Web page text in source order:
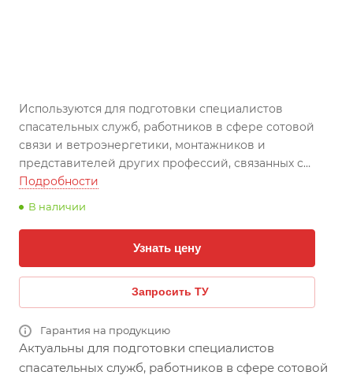
Используются для подготовки специалистов
спасательных служб, работников в сфере сотовой
связи и ветроэнергетики, монтажников и
представителей других профессий, связанных с
высотными работами. Сборку и установку
Подробности
В наличии
Узнать цену
Запросить ТУ
Гарантия на продукцию
Актуальны для подготовки специалистов
спасательных служб, работников в сфере сотовой